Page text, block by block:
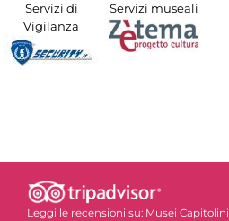
Servizi di
Vigilanza
Servizi museali
Leggi le recensioni su: Musei Capitolini